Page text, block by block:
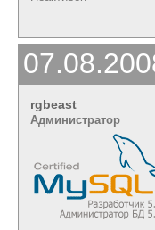
rgbeast
Администратор